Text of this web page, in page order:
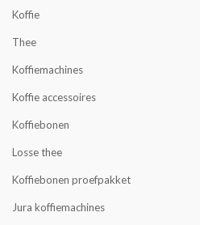
Koffie
Thee
Koffiemachines
Koffie accessoires
Koffiebonen
Losse thee
Koffiebonen proefpakket
Jura koffiemachines